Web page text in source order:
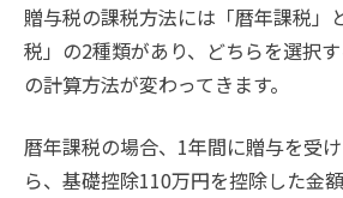
贈与税の課税方法には「暦年課税」
税」の2種類があり、どちらを選択
の計算方法が変わってきます。
暦年課税の場合、1年間に贈与を受
ら、基礎控除110万円を控除した金